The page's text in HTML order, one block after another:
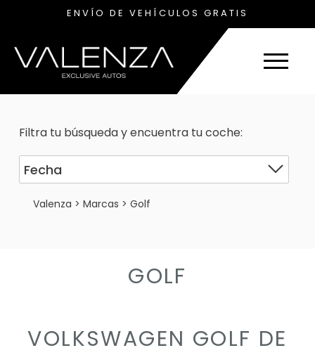
ENVÍO DE VEHÍCULOS GRATIS
Filtra tu búsqueda y encuentra tu coche:
Valenza > Marcas > Golf
GOLF
VOLKSWAGEN GOLF DE